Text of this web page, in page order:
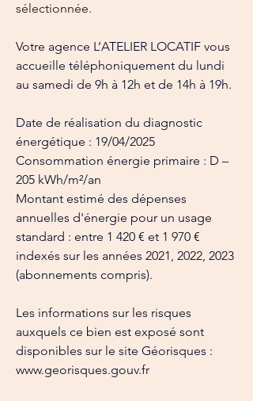
sélectionnée.
Votre agence L’ATELIER LOCATIF vous
accueille téléphoniquement du lundi
au samedi de 9h à 12h et de 14h à 19h.
Date de réalisation du diagnostic
énergétique : 19/04/2025
Consommation énergie primaire : D –
205 kWh/m²/an
Montant estimé des dépenses
annuelles d'énergie pour un usage
standard : entre 1 420 € et 1 970 €
indexés sur les années 2021, 2022, 2023
(abonnements compris).
Les informations sur les risques
auxquels ce bien est exposé sont
disponibles sur le site Géorisques :
www.georisques.gouv.fr